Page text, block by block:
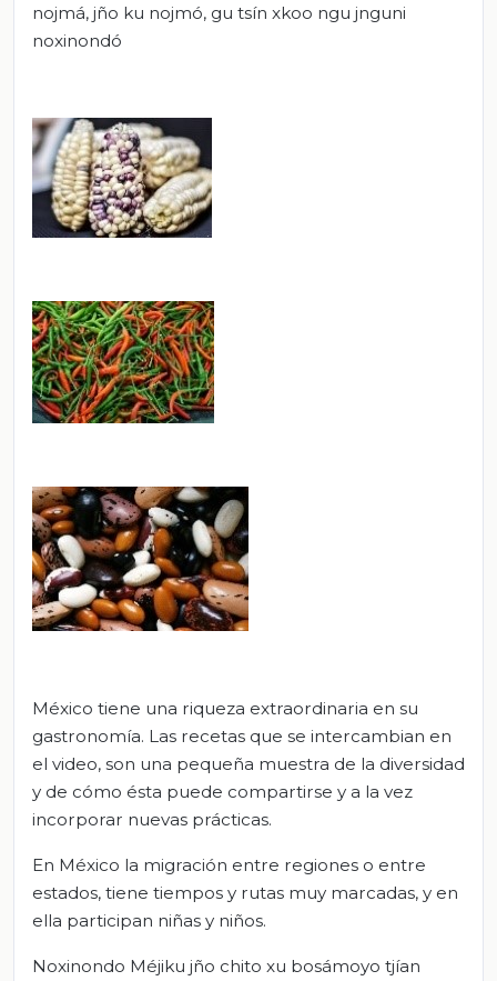
nojmá, jño ku nojmó, gu tsín xkoo ngu jnguni
noxinondó
México tiene una riqueza extraordinaria en su
gastronomía. Las recetas que se intercambian en
el video, son una pequeña muestra de la diversidad
y de cómo ésta puede compartirse y a la vez
incorporar nuevas prácticas.
En México la migración entre regiones o entre
estados, tiene tiempos y rutas muy marcadas, y en
ella participan niñas y niños.
Noxinondo Méjiku jño chito xu bosámoyo tjían